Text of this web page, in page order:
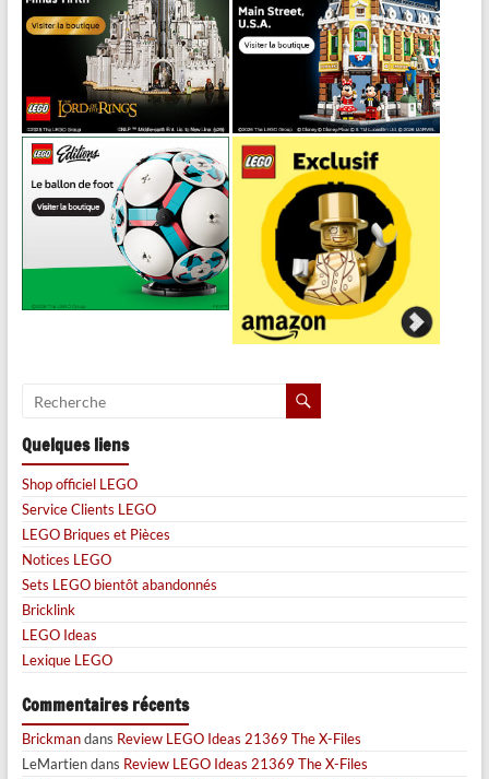
Quelques liens
Shop officiel LEGO
Service Clients LEGO
LEGO Briques et Pièces
Notices LEGO
Sets LEGO bientôt abandonnés
Bricklink
LEGO Ideas
Lexique LEGO
Commentaires récents
Brickmandans Review LEGO Ideas 21369 The X-Files
LeMartiendans Review LEGO Ideas 21369 The X-Files